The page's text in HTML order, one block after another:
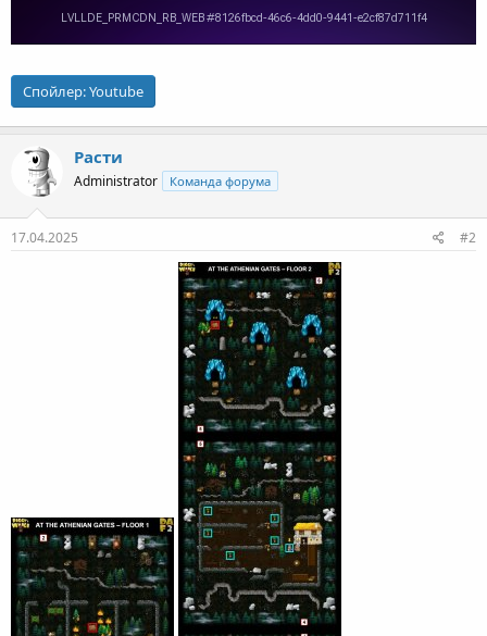
Спойлер:Youtube
Расти
Administrator Команда форума
17.04.2025 #2